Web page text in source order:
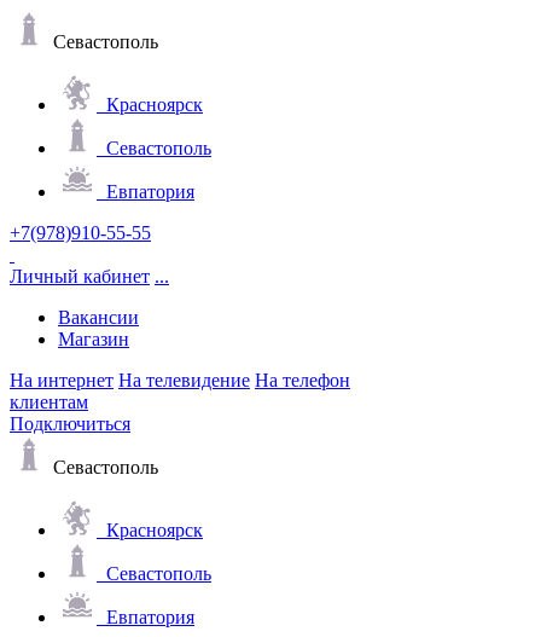
Севастополь
Красноярск
Севастополь
Евпатория
+7(978)910-55-55
Личный кабинет ...
Вакансии
Магазин
На интернет На телевидение На телефон
клиентам
Подключиться
Севастополь
Красноярск
Севастополь
Евпатория